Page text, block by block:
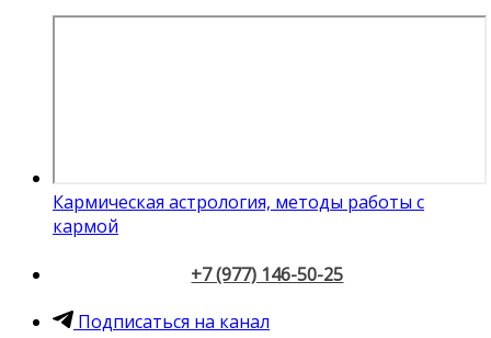
Кармическая астрология, методы работы с
кармой
+7 (977) 146-50-25
Подписаться на канал